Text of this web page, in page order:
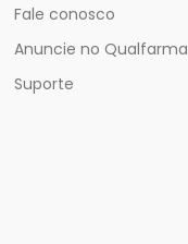
Fale conosco
Anuncie no Qualfarma
Suporte